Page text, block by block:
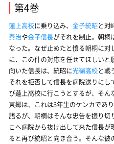
第4巻
蓮上高校に乗り込み、 金子統昭と対
泰治や金子信長がそれを制止。朝桐
なった。なぜ止めたと憤る朝桐に
に、この件の対応を任せてほしい
向いた信長は、統昭に光嶺高校と戦
それを拒否して信長を病院送りに
び蓮上高校に行こうとするが、そん
東郷は、これは3年生のケンカであ
語るが、朝桐はそんな忠告を振り
こへ病院から抜け出して来た信長
ると再び統昭と向き合う。そんな